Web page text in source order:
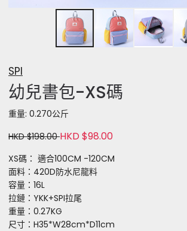
SPI
幼兒書包-XS碼
重量: 0.270公斤
HKD $198.00HKD $98.00
XS碼： 適合100CM -120CM
面料：420D防水尼龍料
容量：16L
拉鏈：YKK+SPI拉尾
重量：0.27KG
尺寸：H35*W28cm*D11cm